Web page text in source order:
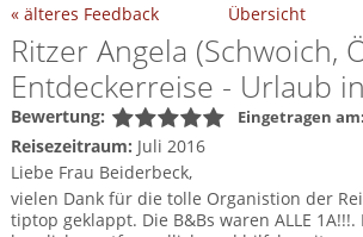
Herzlich Willkommen
England
Schottland
Wales
Busrundreisen
Geführte Wandertouren
Wandern in Cornwall
Wandern in England
Wandern in Schottland
Wandern in Wales
Themenreisen
Classic-Car-Reise durch Südengland
Für Outlander‑Fans: inspiriert durch die Highland
Gartenreisen England
Allergikerreisen
BTCo
BTCo Überblick
Ihre Reise
« älteres Feedback Übersicht
Ritzer Angela (Schwoich,
Entdeckerreise - Urlaub
Bewertung: Eingetragen am:
Reisezeitraum: Juli 2016
Liebe Frau Beiderbeck,
vielen Dank für die tolle Organistion der
tiptop geklappt. Die B&Bs waren ALLE 1A!!!.